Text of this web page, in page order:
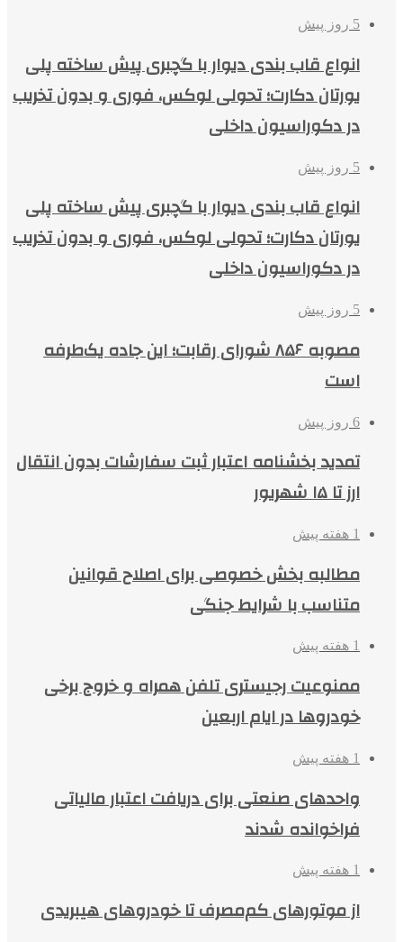
5 روز پیش
انواع قاب بندی دیوار با گچبری پیش ساخته پلی
یورتان دکارت؛ تحولی لوکس، فوری و بدون تخریب
در دکوراسیون داخلی
5 روز پیش
انواع قاب بندی دیوار با گچبری پیش ساخته پلی
یورتان دکارت؛ تحولی لوکس، فوری و بدون تخریب
در دکوراسیون داخلی
5 روز پیش
مصوبه ۸۵۶ شورای رقابت؛ این جاده یک‌طرفه
است
6 روز پیش
تمدید بخشنامه اعتبار ثبت سفارشات بدون انتقال
ارز تا ۱۵ شهریور
1 هفته پیش
مطالبه بخش خصوصی برای اصلاح قوانین
متناسب با شرایط جنگی
1 هفته پیش
ممنوعیت رجیستری تلفن همراه و خروج برخی
خودروها در ایام اربعین
1 هفته پیش
واحدهای صنعتی برای دریافت اعتبار مالیاتی
فراخوانده شدند
1 هفته پیش
از موتورهای کم‌مصرف تا خودروهای هیبریدی